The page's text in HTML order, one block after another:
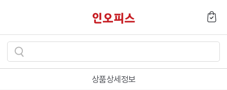
검
색
상품상세정보